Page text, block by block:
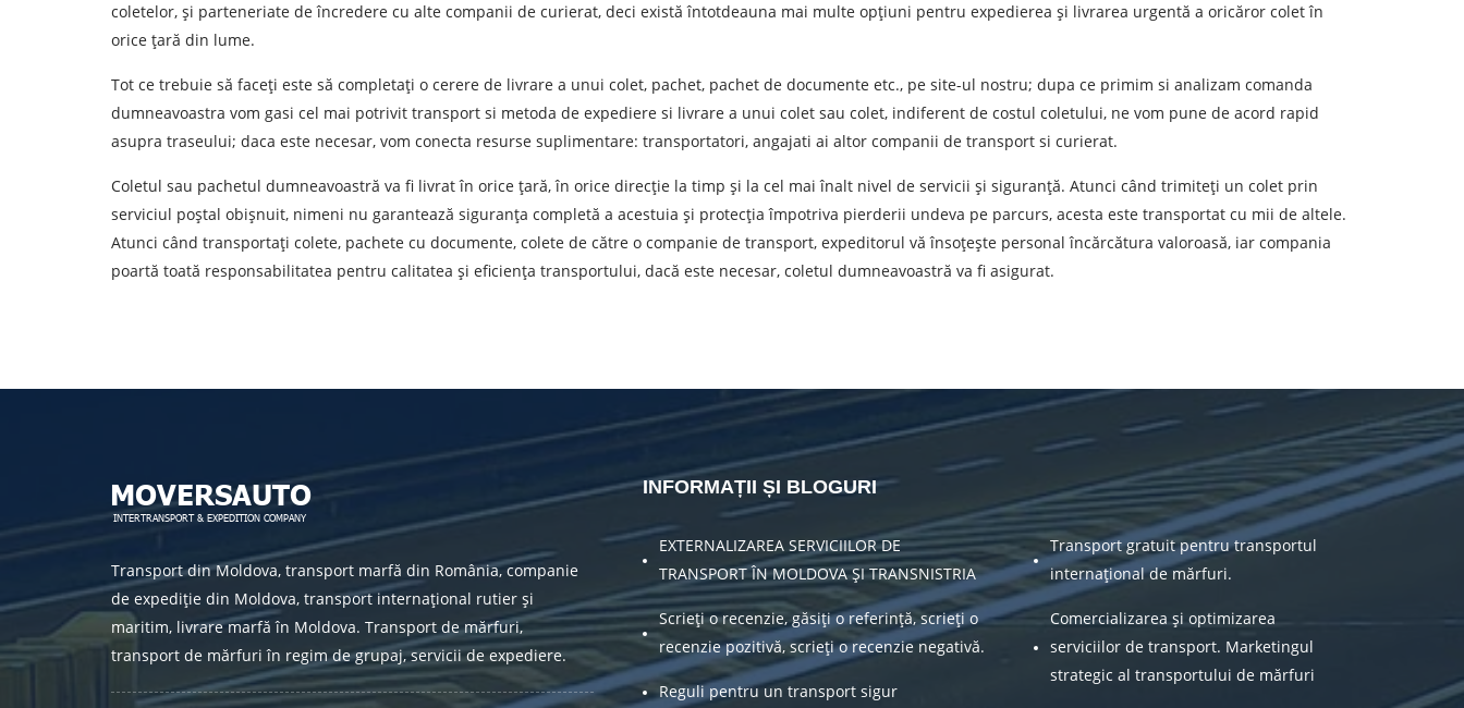
coletelor, și parteneriate de încredere cu alte companii de curierat, deci există întotdeauna mai multe opțiuni pentru expedierea și livrarea urgentă a oricăror colet în
orice țară din lume.
Tot ce trebuie să faceți este să completați o cerere de livrare a unui colet, pachet, pachet de documente etc., pe site-ul nostru; dupa ce primim si analizam comanda
dumneavoastra vom gasi cel mai potrivit transport si metoda de expediere si livrare a unui colet sau colet, indiferent de costul coletului, ne vom pune de acord rapid
asupra traseului; daca este necesar, vom conecta resurse suplimentare: transportatori, angajati ai altor companii de transport si curierat.
Coletul sau pachetul dumneavoastră va fi livrat în orice țară, în orice direcție la timp și la cel mai înalt nivel de servicii și siguranță. Atunci când trimiteți un colet prin
serviciul poștal obișnuit, nimeni nu garantează siguranța completă a acestuia și protecția împotriva pierderii undeva pe parcurs, acesta este transportat cu mii de altele.
Atunci când transportați colete, pachete cu documente, colete de către o companie de transport, expeditorul vă însoțește personal încărcătura valoroasă, iar compania
poartă toată responsabilitatea pentru calitatea și eficiența transportului, dacă este necesar, coletul dumneavoastră va fi asigurat.
Transport din Moldova, transport marfă din România, companie
de expediție din Moldova, transport internațional rutier și
maritim, livrare marfă în Moldova. Transport de mărfuri,
transport de mărfuri în regim de grupaj, servicii de expediere.
INFORMAȚII ȘI BLOGURI
EXTERNALIZAREA SERVICIILOR DE
TRANSPORT ÎN MOLDOVA ȘI TRANSNISTRIA
Scrieți o recenzie, găsiți o referință, scrieți o
recenzie pozitivă, scrieți o recenzie negativă.
Reguli pentru un transport sigur
Transport gratuit pentru transportul
internațional de mărfuri.
Comercializarea și optimizarea
serviciilor de transport. Marketingul
strategic al transportului de mărfuri
Persoana de contact
Prin depunerea unei cereri, sunteți de acord cu prelucrarea datelor cu caracter personal.